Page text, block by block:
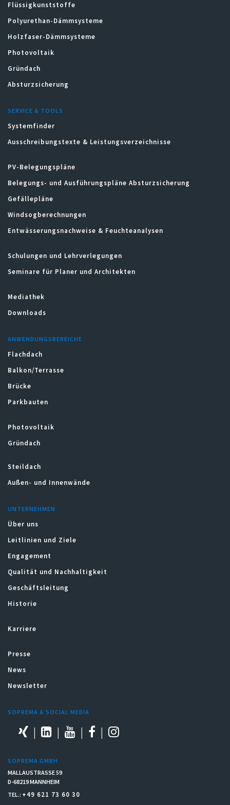
Flüssigkunststoffe
Polyurethan-Dämmsysteme
Holzfaser-Dämmsysteme
Photovoltaik
Gründach
Absturzsicherung
SERVICE & TOOLS
Systemfinder
Ausschreibungstexte & Leistungsverzeichnisse
PV-Belegungspläne
Belegungs- und Ausführungspläne Absturzsicherung
Gefällepläne
Windsogberechnungen
Entwässerungsnachweise & Feuchteanalysen
Schulungen und Lehrverlegungen
Seminare für Planer und Architekten
Mediathek
Downloads
ANWENDUNGSBEREICHE
Flachdach
Balkon/Terrasse
Brücke
Parkbauten
Photovoltaik
Gründach
Steildach
Außen- und Innenwände
UNTERNEHMEN
Über uns
Leitlinien und Ziele
Engagement
Qualität und Nachhaltigkeit
Geschäftsleitung
Historie
Karriere
Presse
News
Newsletter
SOPREMA & SOCIAL MEDIA
SOPREMA GMBH
MALLAUSTRASSE 59
D-68219 MANNHEIM
TEL.: +49 621 73 60 30